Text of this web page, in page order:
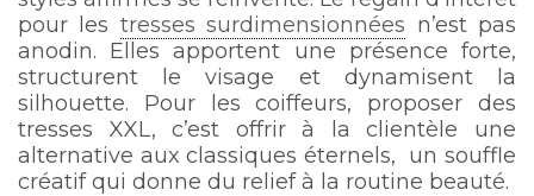
pour les tresses surdimensionnées n’est pas
anodin. Elles apportent une présence forte,
structurent le visage et dynamisent la
silhouette. Pour les coiffeurs, proposer des
tresses XXL, c’est offrir à la clientèle une
alternative aux classiques éternels, un souffle
créatif qui donne du relief à la routine beauté.